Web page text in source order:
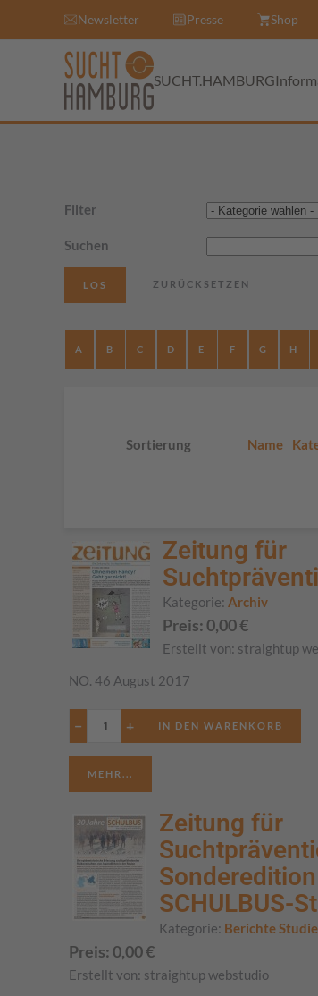
Newsletter Presse Shop
SUCHT.HAMBURG
Filter
Suchen
A B C D E F G H
Sortierung Name
Zeitung für
Kategorie: Archiv
Preis: 0,00€
Erstellt von: straightup
NO. 46 August 2017
− +
MEHR...
Zeitung für
SCHULBUS-
Kategorie: Berichte
Preis: 0,00€
Erstellt von: straightup webstudio